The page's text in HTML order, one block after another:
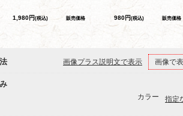
1,980円(税込) 販売価格 980円(税込) 販売価格
画像プラス説明文で表示 画像で
カラー 指定